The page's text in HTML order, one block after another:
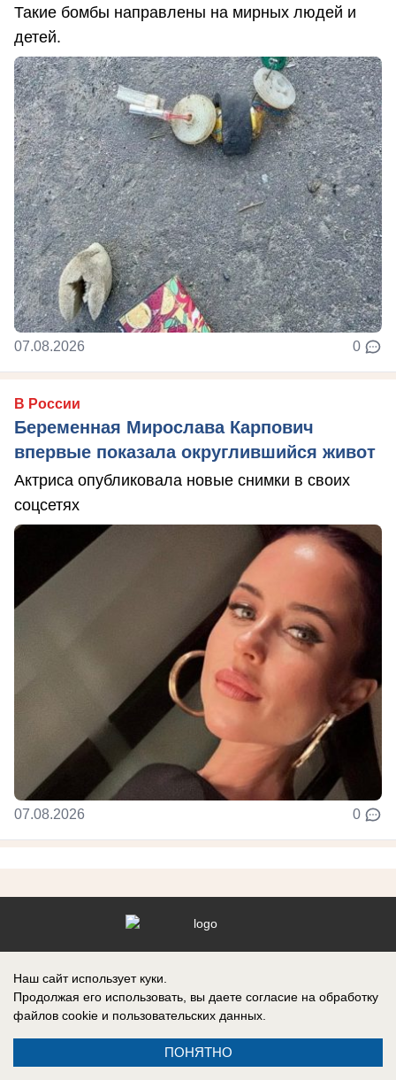
Такие бомбы направлены на мирных людей и
детей.
07.08.2026 0
В России
Беременная Мирослава Карпович
впервые показала округлившийся живот
Актриса опубликовала новые снимки в своих
соцсетях
07.08.2026 0
Наш сайт использует куки.
Продолжая его использовать, вы даете согласие на обработку
файлов cookie и пользовательских данных.
ПОНЯТНО